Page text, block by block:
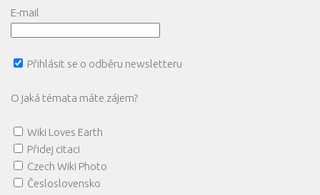
E-mail
Přihlásit se o odběru newsletteru
O jaká témata máte zájem?
Wiki Loves Earth
Přidej citaci
Czech Wiki Photo
Česloslovensko